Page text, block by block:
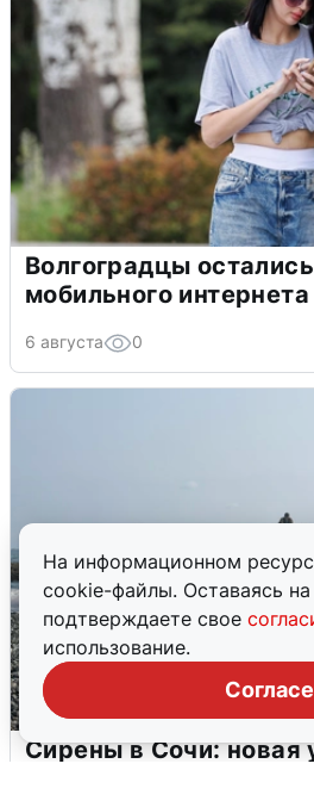
На информационном
cookie-файлы. Оставаясь на
подтверждаете свое
использование.
Волгоградцы
мобильного интернета
6 августа 0
Сирены в Сочи: новая